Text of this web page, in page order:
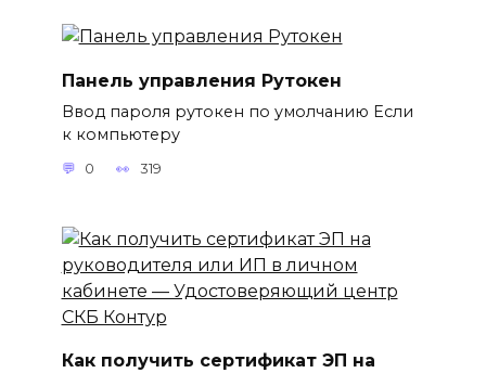
Панель управления Рутокен
Ввод пароля рутокен по умолчанию Если
к компьютеру
0 319
Как получить сертификат ЭП на